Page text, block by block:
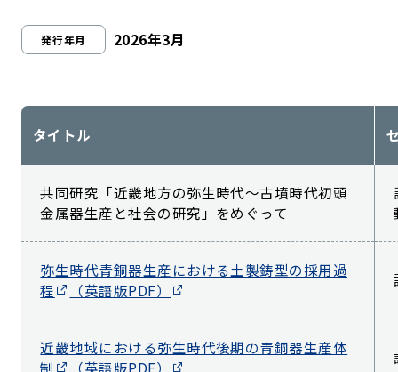
発行年月 2026年3月
タイトル
共同研究「近畿地方の弥生時代～古墳時代初頭
金属器生産と社会の研究」をめぐって
弥生時代青銅器生産における土製鋳型の採用過
程
（英語版PDF）
近畿地域における弥生時代後期の青銅器生産体
制
（英語版PDF）